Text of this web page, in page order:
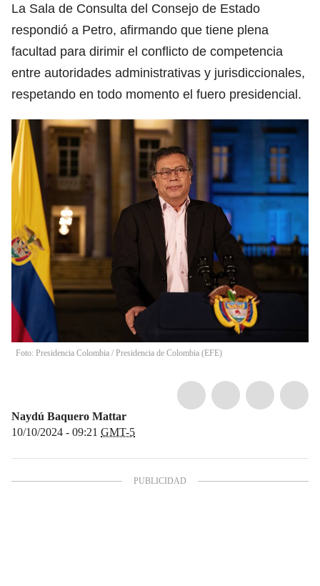
La Sala de Consulta del Consejo de Estado
respondió a Petro, afirmando que tiene plena
facultad para dirimir el conflicto de competencia
entre autoridades administrativas y jurisdiccionales,
respetando en todo momento el fuero presidencial.
Foto: Presidencia Colombia / Presidencia de Colombia (EFE)
Naydú Baquero Mattar
10/10/2024 - 09:21 GMT-5